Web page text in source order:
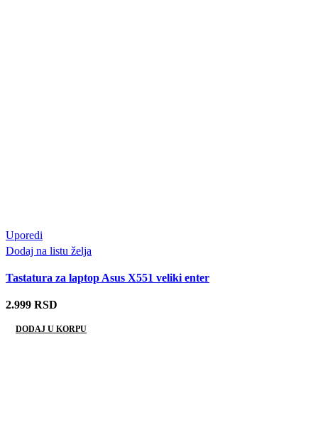
Uporedi
Dodaj na listu želja
Tastatura za laptop Asus X551 veliki enter
2.999 RSD
DODAJ U KORPU